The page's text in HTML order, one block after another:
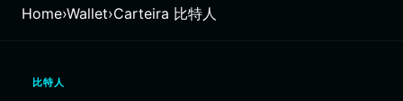
Français
繁體中文
Home›Wallet›Carteira 比特人
比特人